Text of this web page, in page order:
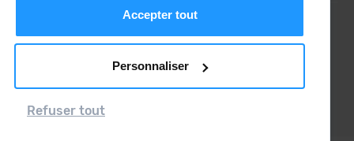
Accepter tout
Personnaliser
Refuser tout